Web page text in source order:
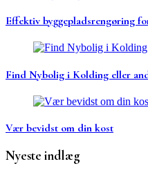
Effektiv byggepladsrengøring
Find Nybolig i Kolding eller
Vær bevidst om din kost
Nyeste indlæg